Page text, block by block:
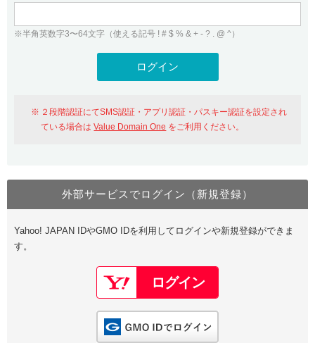
WHOIS検索
Value Domainにログイン
おすすめ One レンタルサーバーを含む最新の機能を使う方
Value Domain Oneにログイン
Google
GMO ID Amazon
※AmazonはValue Domain Oneのログイン画面へ遷移します
Value Domain Oneアカウント作成
以下でも登録可能
Google Yahoo!
GMO ID
※半角英数字3〜64文字（使える記号 ! # $ % & + - ? . @ ^）
２段階認証にてSMS認証・アプリ認証・パスキー認証を設定され
ている場合はValue Domain One をご利用ください。
外部サービスでログイン（新規登録）
Yahoo! JAPAN IDやGMO IDを利用してログインや新規登録ができま
す。